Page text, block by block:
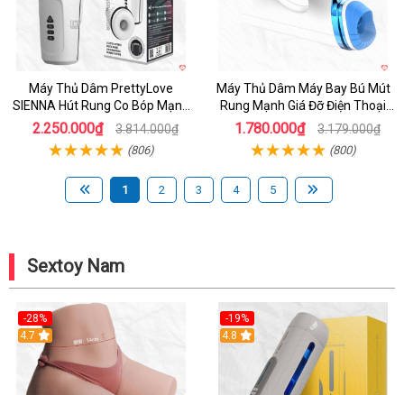
Máy Thủ Dâm PrettyLove
SIENNA Hút Rung Co Bóp Mạnh
Mẽ Nam
2.250.000₫ 3.814.000₫
(806)
Máy Thủ Dâm Máy Bay Bú Mút
Rung Mạnh Giá Đỡ Điện Thoại
Chính Hãng
1.780.000₫ 3.179.000₫
(800)
1 2 3 4 5
Sextoy Nam
-28%
4.7
-19%
Hot
4.8